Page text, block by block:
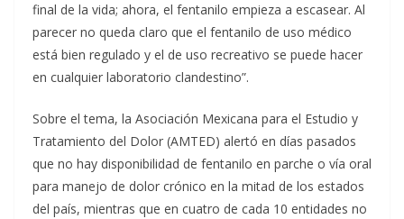
final de la vida; ahora, el fentanilo empieza a escasear. Al
parecer no queda claro que el fentanilo de uso médico
está bien regulado y el de uso recreativo se puede hacer
en cualquier laboratorio clandestino”.
Sobre el tema, la Asociación Mexicana para el Estudio y
Tratamiento del Dolor (AMTED) alertó en días pasados
que no hay disponibilidad de fentanilo en parche o vía oral
para manejo de dolor crónico en la mitad de los estados
del país, mientras que en cuatro de cada 10 entidades no